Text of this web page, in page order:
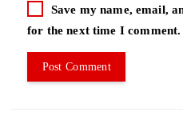
Save my name, email,
for the next time I comment.